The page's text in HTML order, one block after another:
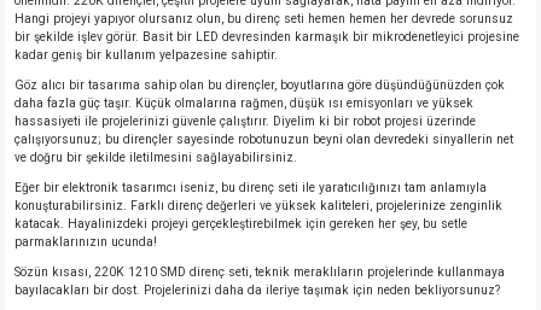
Hangi projeyi yapıyor olursanız olun, bu direnç seti hemen hemen her devrede sorunsuz
bir şekilde işlev görür. Basit bir LED devresinden karmaşık bir mikrodenetleyici projesine
kadar geniş bir kullanım yelpazesine sahiptir.
Göz alıcı bir tasarıma sahip olan bu dirençler, boyutlarına göre düşündüğünüzden çok
daha fazla güç taşır. Küçük olmalarına rağmen, düşük ısı emisyonları ve yüksek
hassasiyeti ile projelerinizi güvenle çalıştırır. Diyelim ki bir robot projesi üzerinde
çalışıyorsunuz; bu dirençler sayesinde robotunuzun beyni olan devredeki sinyallerin net
ve doğru bir şekilde iletilmesini sağlayabilirsiniz.
Eğer bir elektronik tasarımcı iseniz, bu direnç seti ile yaratıcılığınızı tam anlamıyla
konuşturabilirsiniz. Farklı direnç değerleri ve yüksek kaliteleri, projelerinize zenginlik
katacak. Hayalinizdeki projeyi gerçekleştirebilmek için gereken her şey, bu setle
parmaklarınızın ucunda!
Sözün kısası, 220K 1210 SMD direnç seti, teknik meraklıların projelerinde kullanmaya
bayılacakları bir dost. Projelerinizi daha da ileriye taşımak için neden bekliyorsunuz?